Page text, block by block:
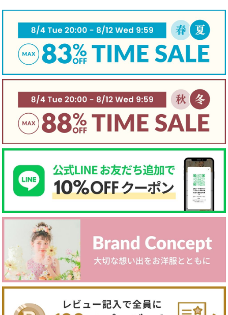
手触り
☐柔らかい ☑ 普通
☐ かため
生地厚さ
☐ 厚手 ☑ 普通
☐ 薄手
裏地
☐ あり ☑ なし ☐ 起毛